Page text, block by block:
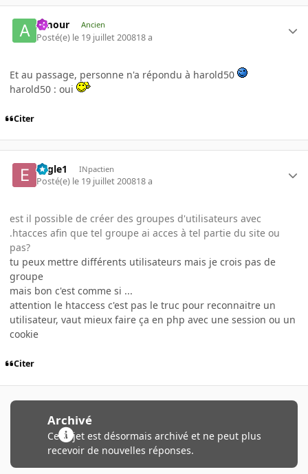
Amour Ancien
Posté(e) le 19 juillet 200818 a
Et au passage, personne n'a répondu à harold50
harold50 : oui
Citer
Eagle1 INpactien
Posté(e) le 19 juillet 200818 a
est il possible de créer des groupes d'utilisateurs avec
.htacces afin que tel groupe ai acces à tel partie du site ou
pas?
tu peux mettre différents utilisateurs mais je crois pas de
groupe
mais bon c'est comme si ...
attention le htaccess c'est pas le truc pour reconnaitre un
utilisateur, vaut mieux faire ça en php avec une session ou un
cookie
Citer
Archivé
Ce sujet est désormais archivé et ne peut plus
recevoir de nouvelles réponses.